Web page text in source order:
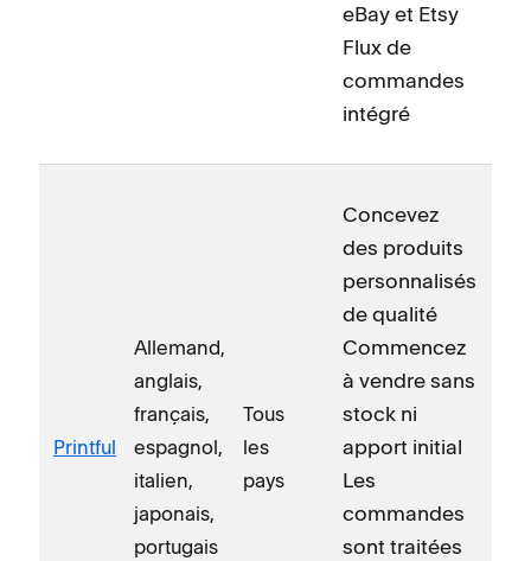
eBay et Etsy
Flux de
commandes
intégré
Printful
Allemand,
anglais,
français,
espagnol,
italien,
japonais,
portugais
Tous
les
pays
Concevez
des produits
personnalisés
de qualité
Commencez
à vendre sans
stock ni
apport initial
Les
commandes
sont traitées